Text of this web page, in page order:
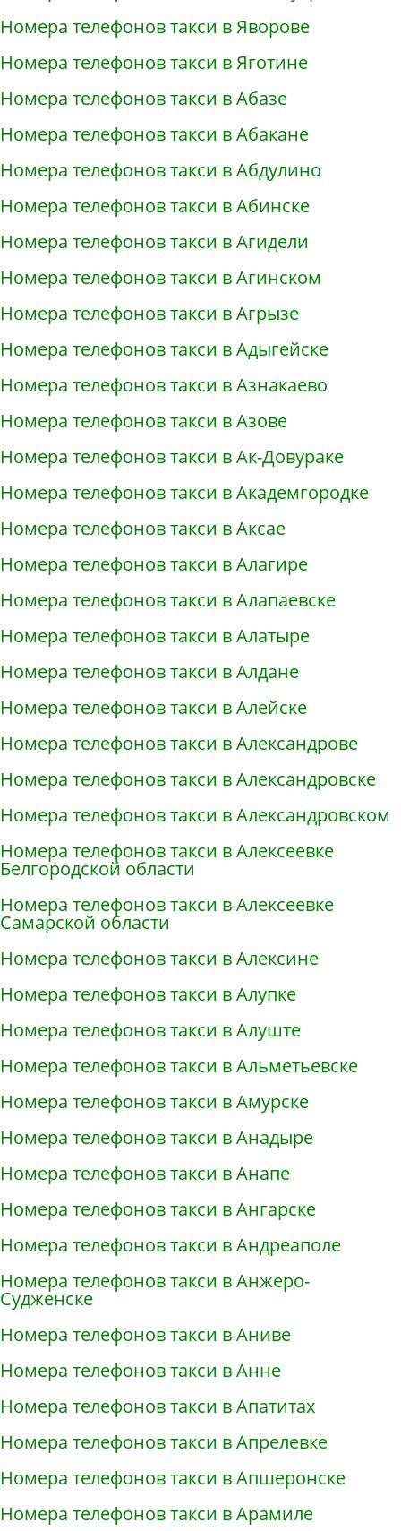
Номера телефонов такси в Яворове
Номера телефонов такси в Яготине
Номера телефонов такси в Абазе
Номера телефонов такси в Абакане
Номера телефонов такси в Абдулино
Номера телефонов такси в Абинске
Номера телефонов такси в Агидели
Номера телефонов такси в Агинском
Номера телефонов такси в Агрызе
Номера телефонов такси в Адыгейске
Номера телефонов такси в Азнакаево
Номера телефонов такси в Азове
Номера телефонов такси в Ак-Довураке
Номера телефонов такси в Академгородке
Номера телефонов такси в Аксае
Номера телефонов такси в Алагире
Номера телефонов такси в Алапаевске
Номера телефонов такси в Алатыре
Номера телефонов такси в Алдане
Номера телефонов такси в Алейске
Номера телефонов такси в Александрове
Номера телефонов такси в Александровске
Номера телефонов такси в Александровском
Номера телефонов такси в Алексеевке
Белгородской области
Номера телефонов такси в Алексеевке
Самарской области
Номера телефонов такси в Алексине
Номера телефонов такси в Алупке
Номера телефонов такси в Алуште
Номера телефонов такси в Альметьевске
Номера телефонов такси в Амурске
Номера телефонов такси в Анадыре
Номера телефонов такси в Анапе
Номера телефонов такси в Ангарске
Номера телефонов такси в Андреаполе
Номера телефонов такси в Анжеро-
Судженске
Номера телефонов такси в Аниве
Номера телефонов такси в Анне
Номера телефонов такси в Апатитах
Номера телефонов такси в Апрелевке
Номера телефонов такси в Апшеронске
Номера телефонов такси в Арамиле